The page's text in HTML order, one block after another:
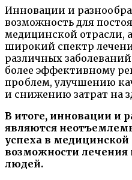
Инновации и
возможность для
медицинской отрасли,
широкий спектр
различных
более эффективному
проблем, улучшению
и снижению затрат на
В итоге, инновации и
являются
успеха в
возможности лечения
людей.